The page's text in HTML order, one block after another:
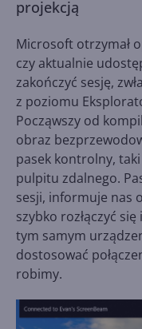
projekcją
Microsoft otrzymał
czy aktualnie
zakończyć sesję,
z poziomu
Począwszy od
obraz
pasek kontrolny,
pulpitu zdalnego.
sesji, informuje nas
szybko rozłączyć
tym samym
dostosować
robimy.